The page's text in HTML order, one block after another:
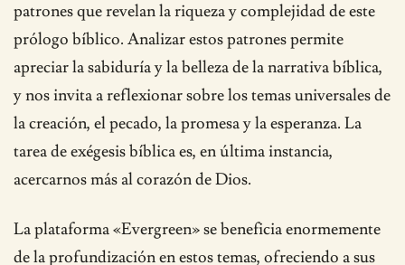
patrones que revelan la riqueza y complejidad de este
prólogo bíblico. Analizar estos patrones permite
apreciar la sabiduría y la belleza de la narrativa bíblica,
y nos invita a reflexionar sobre los temas universales de
la creación, el pecado, la promesa y la esperanza. La
tarea de exégesis bíblica es, en última instancia,
acercarnos más al corazón de Dios.
La plataforma «Evergreen» se beneficia enormemente
de la profundización en estos temas, ofreciendo a sus